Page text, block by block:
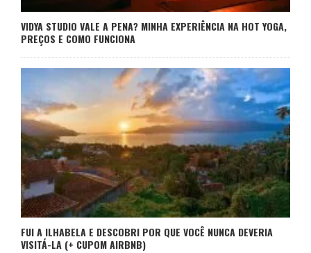
VIDYA STUDIO VALE A PENA? MINHA EXPERIÊNCIA NA HOT YOGA,
PREÇOS E COMO FUNCIONA
FUI A ILHABELA E DESCOBRI POR QUE VOCÊ NUNCA DEVERIA
VISITÁ-LA (+ CUPOM AIRBNB)